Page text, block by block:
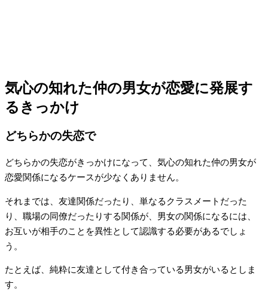
気心の知れた仲の男女が恋愛に発展す
るきっかけ
どちらかの失恋で
どちらかの失恋がきっかけになって、気心の知れた仲の男女が
恋愛関係になるケースが少なくありません。
それまでは、友達関係だったり、単なるクラスメートだった
り、職場の同僚だったりする関係が、男女の関係になるには、
お互いが相手のことを異性として認識する必要があるでしょ
う。
たとえば、純粋に友達として付き合っている男女がいるとしま
す。